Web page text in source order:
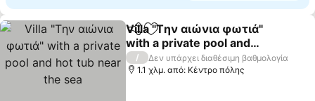
Κοινοποίηση
Προσθήκη στα αγαπημένα
Villa "Tην αιώνια φωτιά"
with a private pool and
hot tub near the sea
/
Δεν υπάρχει διαθέσιμη βαθμολογία
1.1 χλμ. από: Κέντρο πόλης